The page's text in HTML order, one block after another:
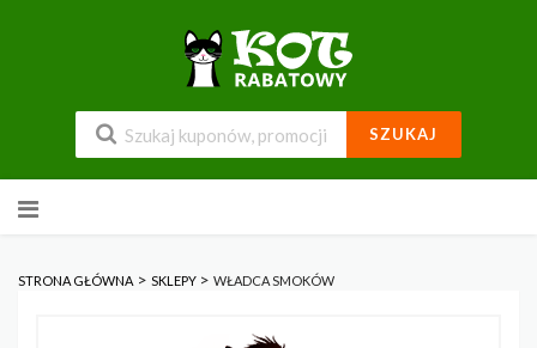
SZUKAJ
do
STRONA GŁÓWNA > SKLEPY > WŁADCA SMOKÓW